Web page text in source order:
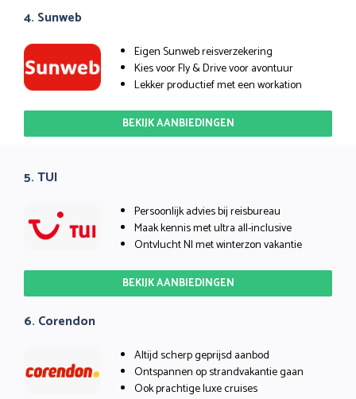
4. Sunweb
Eigen Sunweb reisverzekering
Kies voor Fly & Drive voor avontuur
Lekker productief met een workation
BEKIJK AANBIEDINGEN
5. TUI
Persoonlijk advies bij reisbureau
Maak kennis met ultra all-inclusive
Ontvlucht Nl met winterzon vakantie
BEKIJK AANBIEDINGEN
6. Corendon
Altijd scherp geprijsd aanbod
Ontspannen op strandvakantie gaan
Ook prachtige luxe cruises